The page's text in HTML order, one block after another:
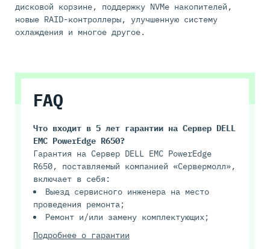
дисковой корзине, поддержку NVMe накопителей,
новые RAID-контроллеры, улучшенную систему
охлаждения и многое другое.
FAQ
Что входит в 5 лет гарантии на Сервер DELL
EMC PowerEdge R650?
Гарантия на Сервер DELL EMC PowerEdge
R650, поставляемый компанией «Сервермолл»,
включает в себя:
Выезд сервисного инженера на место
проведения ремонта;
Ремонт и/или замену комплектующих;
Подробнее о гарантии